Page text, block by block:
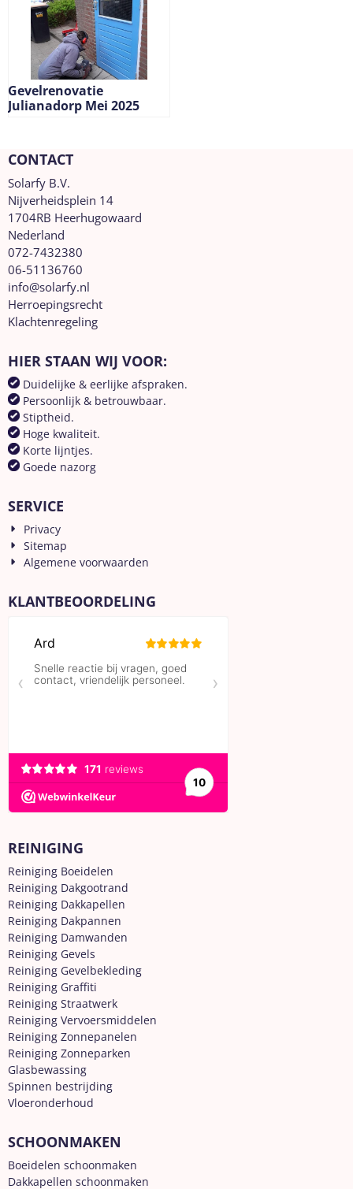
Gevelrenovatie
Julianadorp Mei 2025
CONTACT
Solarfy B.V.
Nijverheidsplein 14
1704RB Heerhugowaard
Nederland
072-7432380
06-51136760
info@solarfy.nl
Herroepingsrecht
Klachtenregeling
HIER STAAN WIJ VOOR:
Duidelijke & eerlijke afspraken.
Persoonlijk & betrouwbaar.
Stiptheid.
Hoge kwaliteit.
Korte lijntjes.
Goede nazorg
SERVICE
Privacy
Sitemap
Algemene voorwaarden
KLANTBEOORDELING
REINIGING
Reiniging Boeidelen
Reiniging Dakgootrand
Reiniging Dakkapellen
Reiniging Dakpannen
Reiniging Damwanden
Reiniging Gevels
Reiniging Gevelbekleding
Reiniging Graffiti
Reiniging Straatwerk
Reiniging Vervoersmiddelen
Reiniging Zonnepanelen
Reiniging Zonneparken
Glasbewassing
Spinnen bestrijding
Vloeronderhoud
SCHOONMAKEN
Boeidelen schoonmaken
Dakkapellen schoonmaken